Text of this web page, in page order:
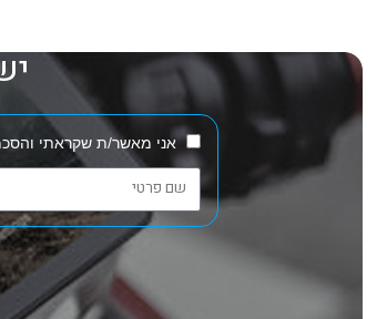
אני מאשר/ת שקראתי